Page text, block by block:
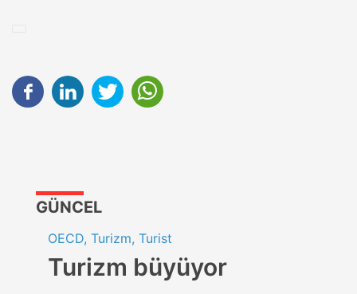
GÜNCEL
OECD, Turizm, Turist
Turizm büyüyor